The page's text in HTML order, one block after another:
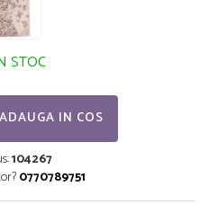
STOC
ADAUGA IN COS
104267
0770789751